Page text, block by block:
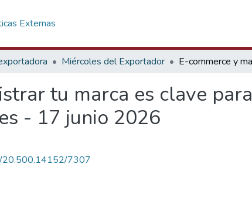
Externas
Miércoles del Exportador
tu marca es clave para
- 17 junio 2026
20.500.14152/7307